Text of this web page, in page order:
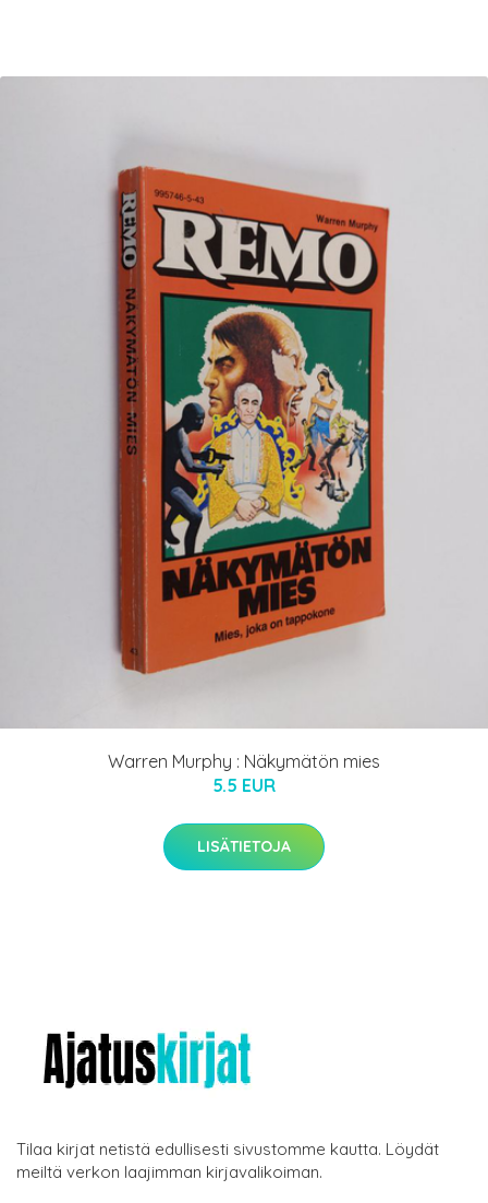
Warren Murphy : Näkymätön mies
5.5 EUR
LISÄTIETOJA
Tilaa kirjat netistä edullisesti sivustomme kautta. Löydät
meiltä verkon laajimman kirjavalikoiman.